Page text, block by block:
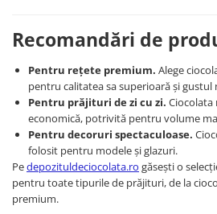
Recomandări de
Pentru rețete premium. Alege
pentru calitatea sa superioară și gustul
Pentru prăjituri de zi cu zi. Ciocolata
economică, potrivită pentru volume
Pentru decoruri spectaculoase.
folosit pentru modele și glazuri.
Pedepozituldeciocolata.ro găsești o
pentru toate tipurile de prăjituri, de la
premium.